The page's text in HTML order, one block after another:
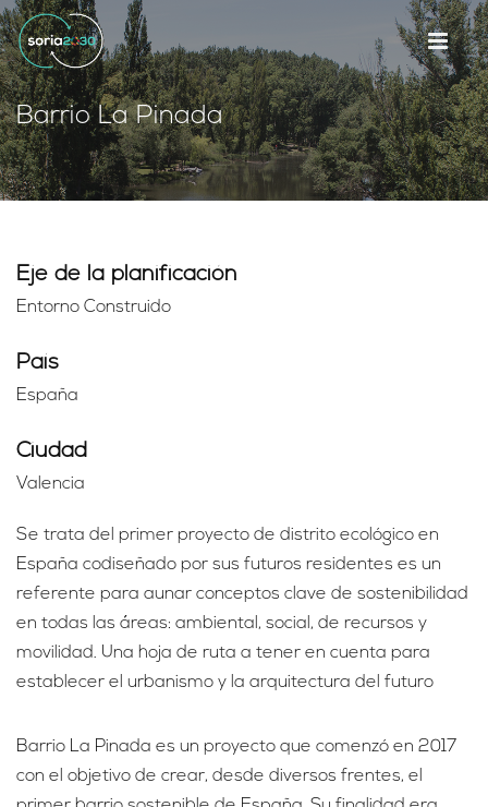
Barrio La Pinada
Eje de la planificación
Entorno Construido
País
España
Ciudad
Valencia
Se trata del primer proyecto de distrito ecológico en
España codiseñado por sus futuros residentes es un
referente para aunar conceptos clave de sostenibilidad
en todas las áreas: ambiental, social, de recursos y
movilidad. Una hoja de ruta a tener en cuenta para
establecer el urbanismo y la arquitectura del futuro
Barrio La Pinada es un proyecto que comenzó en 2017
con el objetivo de crear, desde diversos frentes, el